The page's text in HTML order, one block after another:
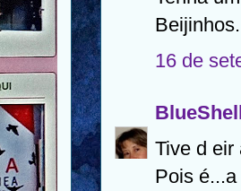
Beijinhos.
16 de
Tive d eir
Pois